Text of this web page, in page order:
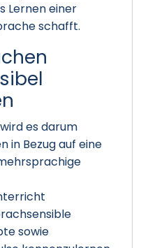
Lernen einer
schafft.
es darum
in Bezug auf eine
sowie